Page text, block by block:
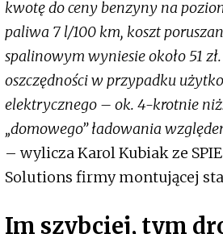
kwotę do ceny benzyny na
paliwa 7 l/100 km, koszt
spalinowym wyniesie około 51
oszczędności w przypadku
elektrycznego – ok. 4-krotnie
„domowego” ładowania
– wylicza Karol Kubiak ze
Solutions firmy montującej
Im szybciej, tym